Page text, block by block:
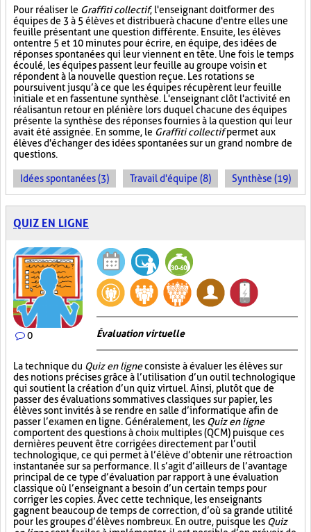
Pour réaliser le Graffiti collectif, l'enseignant doit former des
équipes de 3 à 5 élèves et distribuer à chacune d'entre elles une
feuille présentant une question différente. Ensuite, les élèves
ont entre 5 et 10 minutes pour écrire, en équipe, des idées de
réponses spontanées qui leur viennent en tête. Une fois le temps
écoulé, les équipes passent leur feuille au groupe voisin et
répondent à la nouvelle question reçue. Les rotations se
poursuivent jusqu’à ce que les équipes récupèrent leur feuille
initiale et en fassent une synthèse. L'enseignant clôt l'activité en
réalisant un retour en plénière lors duquel chacune des équipes
présente la synthèse des réponses fournies à la question qui leur
avait été assignée. En somme, le Graffiti collectifpermet aux
élèves d'échanger des idées spontanées sur un grand nombre de
questions.
Idées spontanées (3) Travail d'équipe (8) Synthèse (19)
QUIZ EN LIGNE
0 Évaluation virtuelle
La technique du Quiz en ligneconsiste à évaluer les élèves sur
des notions précises grâce à l’utilisation d’un outil technologique
qui soutient la création d’un quiz virtuel. Ainsi, plutôt que de
passer des évaluations sommatives classiques sur papier, les
élèves sont invités à se rendre en salle d’informatique afin de
passer l’examen en ligne. Généralement, les Quiz en ligne
comportent des questions à choix multiples (QCM) puisque ces
dernières peuvent être corrigées directement par l’outil
technologique, ce qui permet à l’élève d’obtenir une rétroaction
instantanée sur sa performance. Il s’agit d’ailleurs de l’avantage
principal de ce type d’évaluation par rapport à une évaluation
classique où l’enseignant a besoin d’un certain temps pour
corriger les copies. Avec cette technique, les enseignants
gagnent beaucoup de temps de correction, d’où sa grande utilité
pour les groupes d’élèves nombreux. En outre, puisque les Quiz